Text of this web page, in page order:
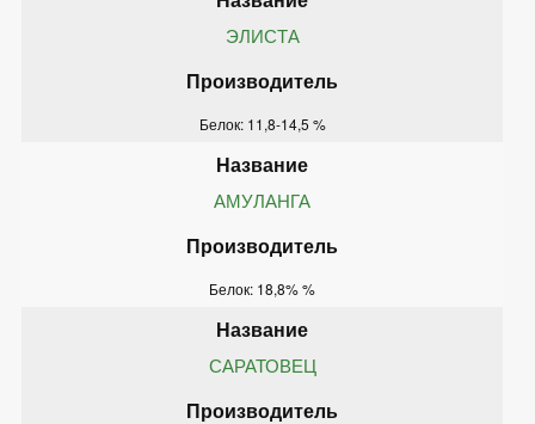
ЭЛИСТА
Белок: 11,8-14,5 %
АМУЛАНГА
Белок: 18,8% %
САРАТОВЕЦ